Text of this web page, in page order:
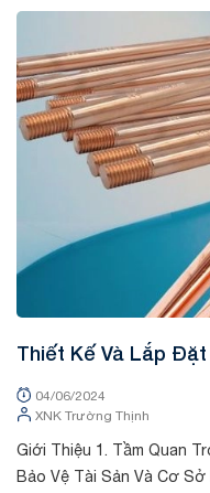
Tin tức
Thiết Kế Và Lắp
04/06/2024
XNK Trường Thịnh
Giới Thiệu 1. Tầm Quan
Bảo Vệ Tài Sản Và Cơ